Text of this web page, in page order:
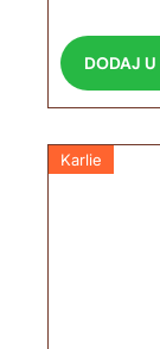
DODAJ U
Karlie